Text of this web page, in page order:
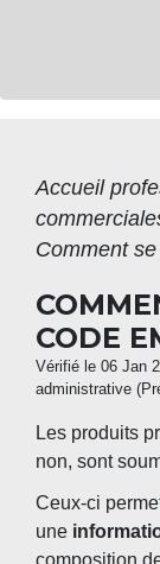
Accueil
Comment
CODE
Vérifié le 06 Jan
administrative
Les produits
non, sont
Ceux-ci
une